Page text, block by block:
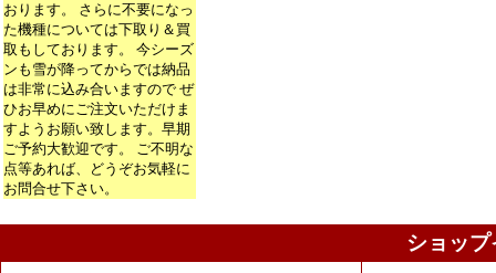
おります。 さらに不要になっ
た機種については下取り＆買
取もしております。 今シーズ
ンも雪が降ってからでは納品
は非常に込み合いますので ぜ
ひお早めにご注文いただけま
すようお願い致します。早期
ご予約大歓迎です。 ご不明な
点等あれば、どうぞお気軽に
お問合せ下さい。
ショッ